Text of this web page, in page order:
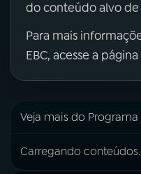
do conteúdo alvo de
Para mais
EBC, acesse a
Veja mais do Programa
Carregando